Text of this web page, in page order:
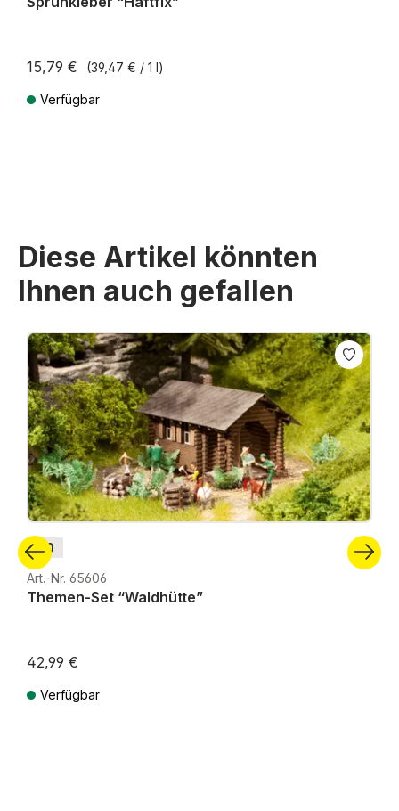
15,79 € (39,47 € / 1 l)
Verfügbar
Diese Artikel könnten
Ihnen auch gefallen
Produktgalerie überspringen
H0
Art.-Nr. 65606
Themen-Set “Waldhütte”
42,99 €
Verfügbar